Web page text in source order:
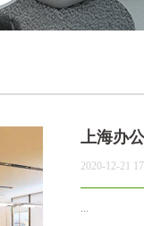
上海办
2020-12-21
...